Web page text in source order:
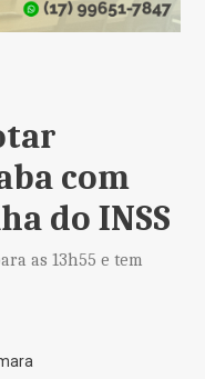
com
do INSS
as 13h55 e tem